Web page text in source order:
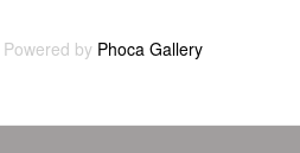
Powered by Phoca Gallery